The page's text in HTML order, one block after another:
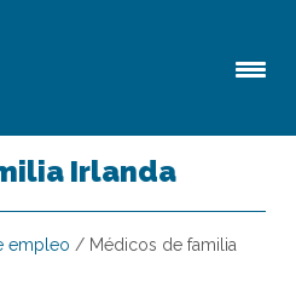
Irlanda
empleo / Médicos de familia